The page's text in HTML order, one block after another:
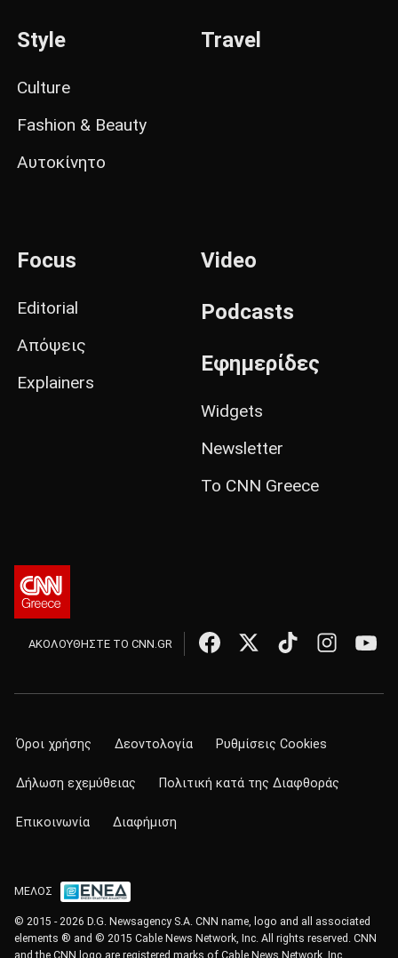
Style
Culture
Fashion & Beauty
Αυτοκίνητο
Travel
Focus
Editorial
Απόψεις
Explainers
Video
Podcasts
Εφημερίδες
Widgets
Newsletter
Το CNN Greece
ΑΚΟΛΟΥΘΗΣΤΕ ΤΟ CNN.GR
Όροι χρήσης Δεοντολογία Ρυθμίσεις Cookies
Δήλωση εχεμύθειας Πολιτική κατά της Διαφθοράς
Επικοινωνία Διαφήμιση
ΜΕΛΟΣ
© 2015 - 2026 D.G. Newsagency S.A. CNN name, logo and all associated
elements ® and © 2015 Cable News Network, Inc. All rights reserved. CNN